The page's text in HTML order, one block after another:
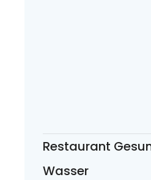
Restaurant
Wasser